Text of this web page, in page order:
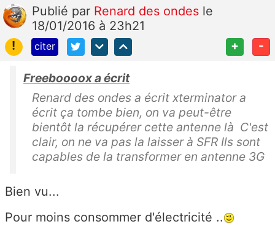
Publié par Renard des ondes le
18/01/2016 à 23h21
!
citer + -
Freeboooox a écrit
Renard des ondes a écrit xterminator a
écrit ça tombe bien, on va peut-être
bientôt la récupérer cette antenne là C'est
clair, on ne va pas la laisser à SFR Ils sont
capables de la transformer en antenne 3G
Bien vu...
Pour moins consommer d'électricité ..